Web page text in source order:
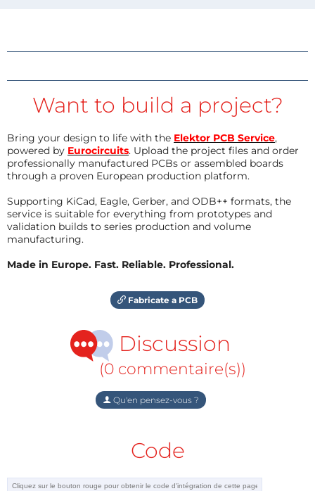
Want to build a project?
Bring your design to life with the Elektor PCB Service,
powered by Eurocircuits. Upload the project files and order
professionally manufactured PCBs or assembled boards
through a proven European production platform.
Supporting KiCad, Eagle, Gerber, and ODB++ formats, the
service is suitable for everything from prototypes and
validation builds to series production and volume
manufacturing.
Made in Europe. Fast. Reliable. Professional.
Fabricate a PCB
Discussion
(0 commentaire(s))
Qu'en pensez-vous ?
Code